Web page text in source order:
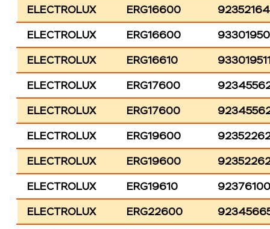
ELECTROLUX
ERG16600
ELECTROLUX
ERG16600
ELECTROLUX
ERG16610
ELECTROLUX
ERG17600
ELECTROLUX
ERG17600
ELECTROLUX
ERG19600
ELECTROLUX
ERG19600
ELECTROLUX
ERG19610
ELECTROLUX
ERG22600